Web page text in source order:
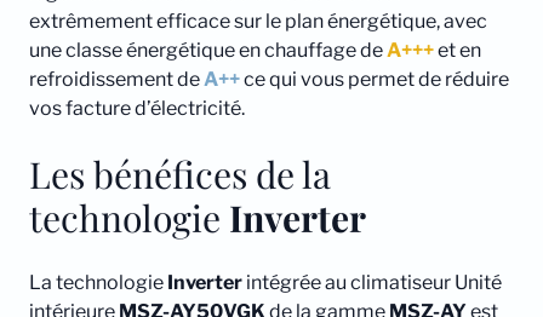
extrêmement efficace sur le plan énergétique, avec
une classe énergétique en chauffage de A+++et en
refroidissement de A++ce qui vous permet de réduire
vos facture d’électricité.
Les bénéfices de la
technologie Inverter
La technologie Inverter intégrée au climatiseur Unité
intérieure MSZ-AY50VGK de la gamme MSZ-AYest